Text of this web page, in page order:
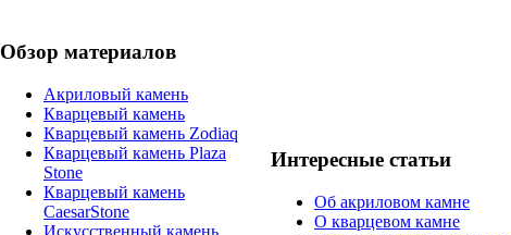
Обзор материалов
Акриловый камень
Кварцевый камень
Кварцевый камень Zodiaq
Кварцевый камень Plaza
Stone
Кварцевый камень
CaesarStone
Искусственный камень
Интересные статьи
Об акриловом камне
О кварцевом камне